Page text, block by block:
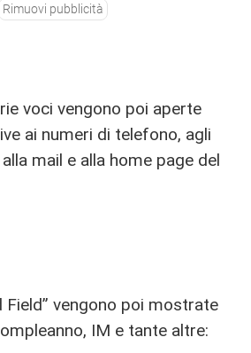
Rimuovi pubblicità
voci vengono poi aperte
ai numeri di telefono, agli
mail e alla home page del
Field” vengono poi mostrate
IM e tante altre: